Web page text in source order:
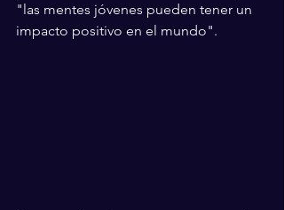
"las mentes jóvenes pueden tener un
impacto positivo en el mundo".